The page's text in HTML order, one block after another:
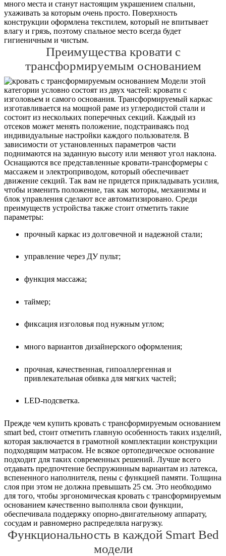
много места и станут настоящим украшением спальни,
ухаживать за которым очень просто. Поверхность
конструкции оформлена текстилем, который не впитывает
влагу и грязь, поэтому спальное место всегда будет
гигиеничным и чистым.
Преимущества кровати с
трансформируемым основанием
Модели этой
категории условно состоят из двух частей: кровати с
изголовьем и самого основания. Трансформируемый каркас
изготавливается на мощной раме из углеродистой стали и
состоит из нескольких поперечных секций. Каждый из
отсеков может менять положение, подстраиваясь под
индивидуальные настройки каждого пользователя. В
зависимости от установленных параметров части
поднимаются на заданную высоту или меняют угол наклона.
Оснащаются все представленные кровати-трансформеры с
массажем и электроприводом, который обеспечивает
движение секций. Так вам не придется прикладывать усилия,
чтобы изменить положение, так как моторы, механизмы и
блок управления сделают все автоматизировано. Среди
преимуществ устройства также стоит отметить такие
параметры:
прочный каркас из долговечной и надежной стали;
управление через ДУ пульт;
функция массажа;
таймер;
фиксация изголовья под нужным углом;
много вариантов дизайнерского оформления;
прочная, качественная, гипоаллергенная и
привлекательная обивка для мягких частей;
LED-подсветка.
Прежде чем купить кровать с трансформируемым основанием
smart bed, стоит отметить главную особенность таких изделий,
которая заключается в грамотной комплектации конструкции
подходящим матрасом. Не всякое ортопедическое основание
подходит для таких современных решений. Лучше всего
отдавать предпочтение беспружинным вариантам из латекса,
вспененного наполнителя, пены с функцией памяти. Толщина
слоя при этом не должна превышать 25 см. Это необходимо
для того, чтобы эргономическая кровать с трансформируемым
основанием качественно выполняла свои функции,
обеспечивала поддержку опорно-двигательному аппарату,
сосудам и равномерно распределяла нагрузку.
Функциональность в каждой Smart Bed
модели